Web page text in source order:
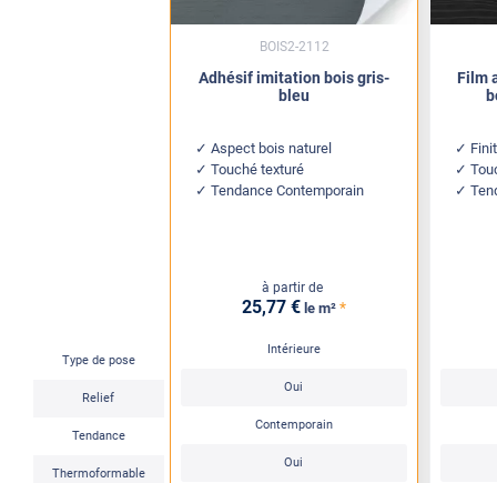
Type de pose
Relief
Tendance
Thermoformable
Adhésif imitation bois gris-
bleu
Aspect bois naturel
Touché texturé
Tendance Contemporain
à partir de
25,77 € le m² *
Intérieure
Oui
Contemporain
Oui
BOIS2-2112
Film